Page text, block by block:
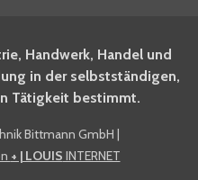
Fachwissen
anmelden.
mich für den
Handwerk, Handel und
in der selbstständigen,
Tätigkeit bestimmt.
Bittmann GmbH |
+ | LOUIS INTERNET